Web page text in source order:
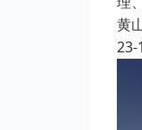
黄
23-